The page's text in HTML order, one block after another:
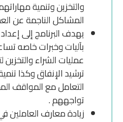
والتخزين وتنمية
المشاكل الناجمة عن
يهدف البرنامج إلى
بآليات وخبرات خاصه
عمليات الشراء
ترشيد الإنفاق وكذا
التعامل مع المواقف
تواجههم .
زيادة معارف العاملين